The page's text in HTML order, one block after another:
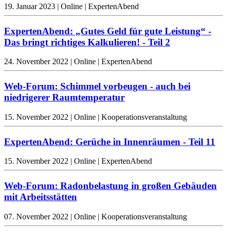
19. Januar 2023 | Online | ExpertenAbend
ExpertenAbend: „Gutes Geld für gute Leistung“ -
Das bringt richtiges Kalkulieren! - Teil 2
24. November 2022 | Online | ExpertenAbend
Web-Forum: Schimmel vorbeugen - auch bei
niedrigerer Raumtemperatur
15. November 2022 | Online | Kooperationsveranstaltung
ExpertenAbend: Gerüche in Innenräumen - Teil 11
15. November 2022 | Online | ExpertenAbend
Web-Forum: Radonbelastung in großen Gebäuden
mit Arbeitsstätten
07. November 2022 | Online | Kooperationsveranstaltung